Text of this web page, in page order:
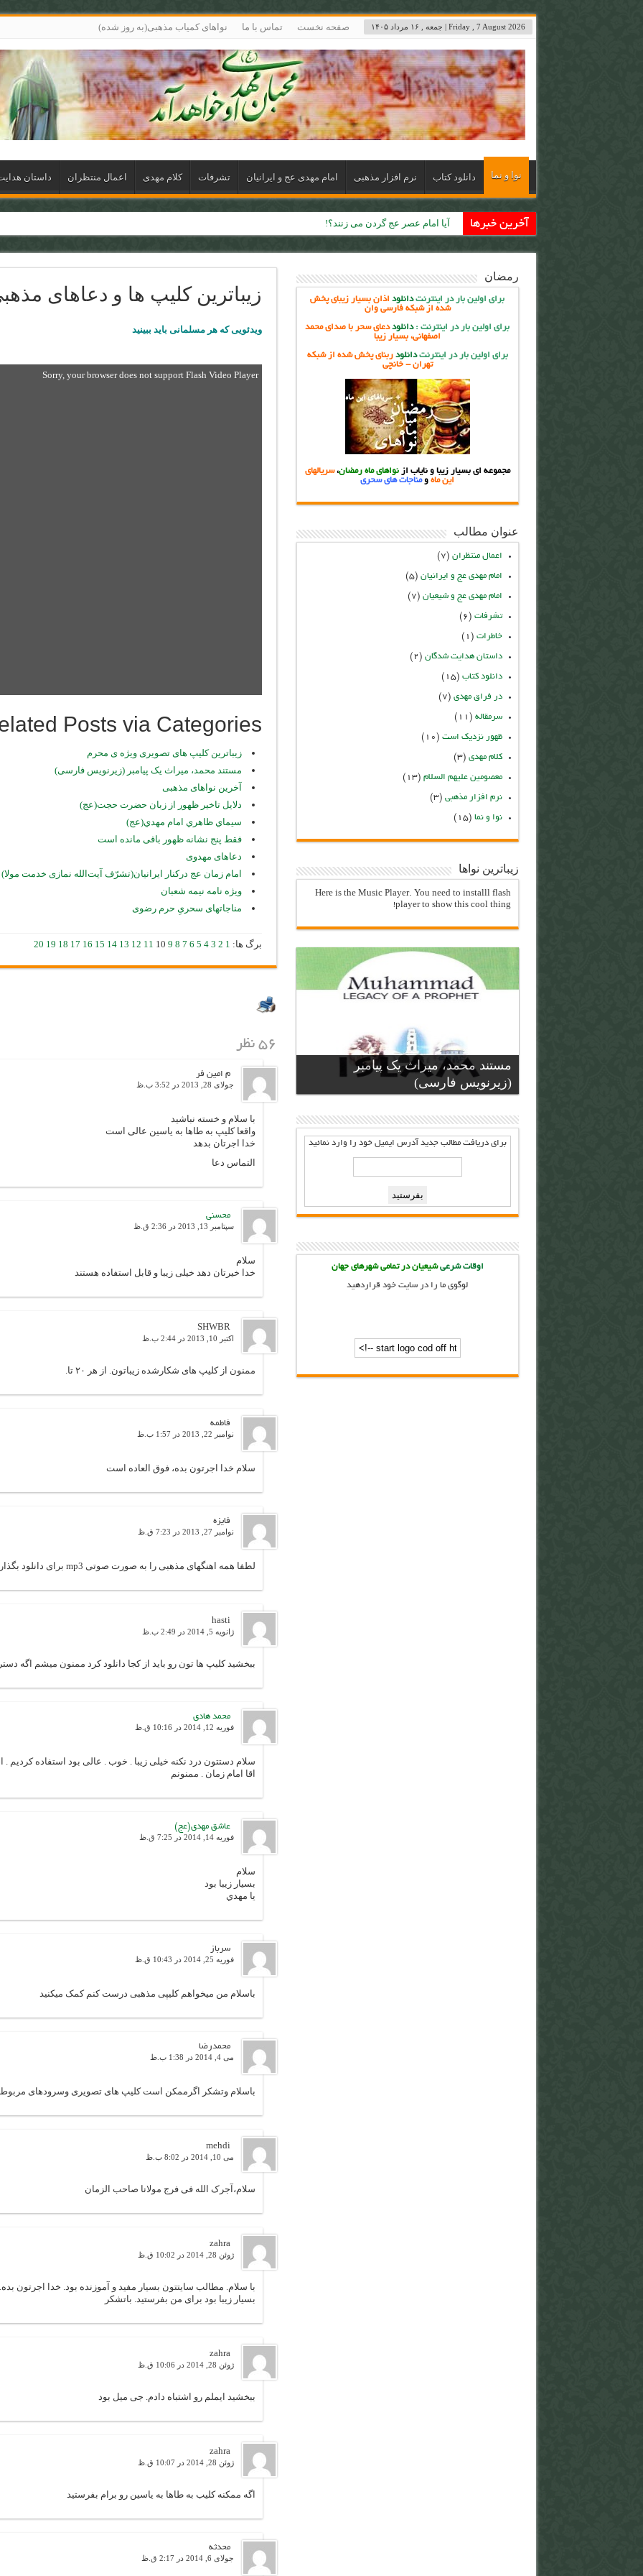
Friday , 7 August 2026 | جمعه , ۱۶ مرداد ۱۴۰۵ صفحه نخست تماس با ما نواهای کمیاب مذهبی(به روز شده)
نوا و نما دانلود کتاب نرم افزار مذهبی امام مهدی عج و ایرانیان تشرفات کلام مهدی اعمال منتظران داستان
آخرین خبرها حکومت جهانی حضرت مهدی (ع)
زیباترین کلیپ ها و دعاهای
ویدئویی که هر مسلمانی باید ببینید
Sorry, your browser does not support Flash Video Player
Posts via Categories
زیباترین کلیپ های تصویری ویژه ی محرم
مستند محمد، میراث یک پیامبر (زیرنویس فارسی)
آخرین نواهای مذهبی
دلایل تاخیر ظهور از زبان حضرت حجت(عج)
سيماي ظاهري امام مهدي(عج)
فقط پنج نشانه ظهور باقی مانده است
دعاهای مهدوی
امام زمان عج درکنار ایرانیان(تشرّف آیت‌الله نمازی خدمت مولا)
ويژه نامه نيمه شعبان
مناجاتهای سحریِ حرم رضوی
برگ ها: 1
2
3
4
5
6
7
8
9
10
11
12
13
14
15
16
17
18
19
20
۵۶ نظر
م امین فر
جولای 28, 2013 در 3:52 ب.ظ
با سلام و خسته نباشید
واقعا کلیپ به طاها به یاسین عالی است
خدا اجرتان بدهد
التماس دعا
محسنی
سپتامبر 13, 2013 در 2:36 ق.ظ
سلام
خدا خیرتان دهد خیلی زیبا و قابل استفاده هستند
SHWBR
اکتبر 10, 2013 در 2:44 ب.ظ
ممنون از کلیپ های شکارشده زیباتون. از هر ۲۰ تا.
فاطمه
نوامبر 22, 2013 در 1:57 ب.ظ
سلام خدا اجرتون بده، فوق العاده است
فایزه
نوامبر 27, 2013 در 7:23 ق.ظ
لطفا همه اهنگهای مذهبی را به صورت صوتی mp3 برای دانلود بگذارید.مخصوصا به طاها به یاسین. خیلی متشکرم
hasti
ژانویه 5, 2014 در 2:49 ب.ظ
ببخشید کلیپ ها تون رو باید از کجا دانلود کرد ممنون میشم اگه
محمد هادی
فوریه 12, 2014 در 10:16 ق.ظ
سلام دستتون درد نکنه خیلی زیبا . خوب . عالی بود استفاده کردیم .
اقا امام زمان . ممنونم
عاشق مهدی(عج)
فوریه 14, 2014 در 7:25 ق.ظ
سلام
بسيار زيبا بود
يا مهدي
سرباز
فوریه 25, 2014 در 10:43 ق.ظ
باسلام من میخواهم کلیپی مذهبی درست کنم کمک میکنید
محمدرضا
می 4, 2014 در 1:38 ب.ظ
باسلام وتشکر اگرممکن است کلیپ های تصویری وسرودهای مربوط
mehdi
می 10, 2014 در 8:02 ب.ظ
سلام،آجرک الله فی فرج مولانا صاحب الزمان
zahra
ژوئن 28, 2014 در 10:02 ق.ظ
با سلام. مطالب سایتتون بسیار مفید و آموزنده بود. خدا اجرتون
بسیار زیبا بود برای من بفرستید. باتشکر
zahra
ژوئن 28, 2014 در 10:06 ق.ظ
ببخشید ایملم رو اشتباه دادم. جی میل بود
zahra
ژوئن 28, 2014 در 10:07 ق.ظ
اگه ممکنه کلیب به طاها به یاسین رو برام بفرستید
محدثه
جولای 6, 2014 در 2:17 ق.ظ
رمضان
برای اولین بار در اینترنتدانلود اذان بسیار زیبای پخش
شده از شبکه فارسی وان
برای اولین بار در اینترنت : دانلوددعای سحر با صدای محمد
اصفهانی، بسیار زیبا
برای اولین بار در اینترنتدانلود ربنای پخش شده از شبکه
تهران - خانچی
مجموعه ای بسیار زیبا و نایاب از نواهای ماه رمضان، سریالهای
این ماه و مناجات های سحری
عنوان مطالب
اعمال منتظران (۷)
امام مهدی عج و ایرانیان (۵)
امام مهدی عج و شیعیان (۷)
تشرفات (۶)
خاطرات (۱)
داستان هدایت شدگان (۲)
دانلود کتاب (۱۵)
در فراق مهدی (۷)
سرمقاله (۱۱)
ظهور نزدیک است (۱۰)
کلام مهدی (۳)
معصومین علیهم السلام (۱۳)
نرم افزار مذهبی (۳)
نوا و نما (۱۵)
زیباترین نواها
Here is the Music Player. You need to installl flash
player to show this cool thing!
مستند محمد، میراث یک پیامبر
(زیرنویس فارسی)
برای دریافت مطالب جدید آدرس ايميل خود را وارد نمائيد
اوقات شرعیشیعیان در تمامی شهرهای جهان
لوگوی ما را در سایت خود قراردهید